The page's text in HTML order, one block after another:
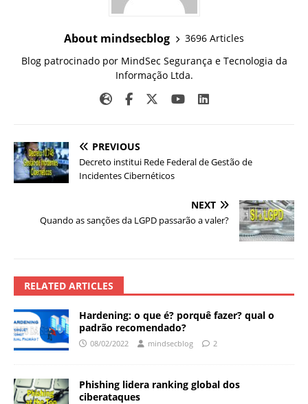
About mindsecblog
3696 Articles
Blog patrocinado por MindSec Segurança e Tecnologia da
Informação Ltda.
PREVIOUS
Decreto institui Rede Federal de Gestão de
Incidentes Cibernéticos
NEXT
Quando as sanções da LGPD passarão a valer?
RELATED ARTICLES
Hardening: o que é? porquê fazer? qual o
padrão recomendado?
08/02/2022 mindsecblog 2
Phishing lidera ranking global dos
ciberataques